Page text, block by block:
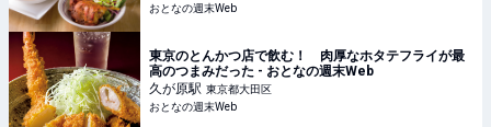
おとなの週末Web
東京のとんかつ店で飲む！ 肉厚なホタテフライが最
高のつまみだった - おとなの週末Web
久が原駅 東京都大田区
おとなの週末Web